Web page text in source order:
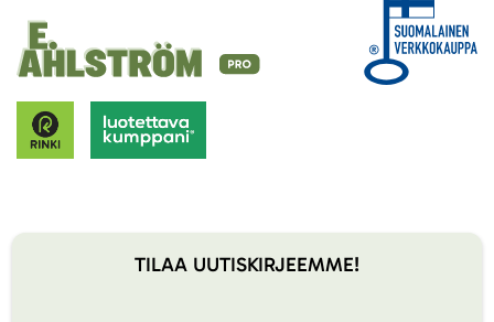
TILAA UUTISKIRJEEMME!